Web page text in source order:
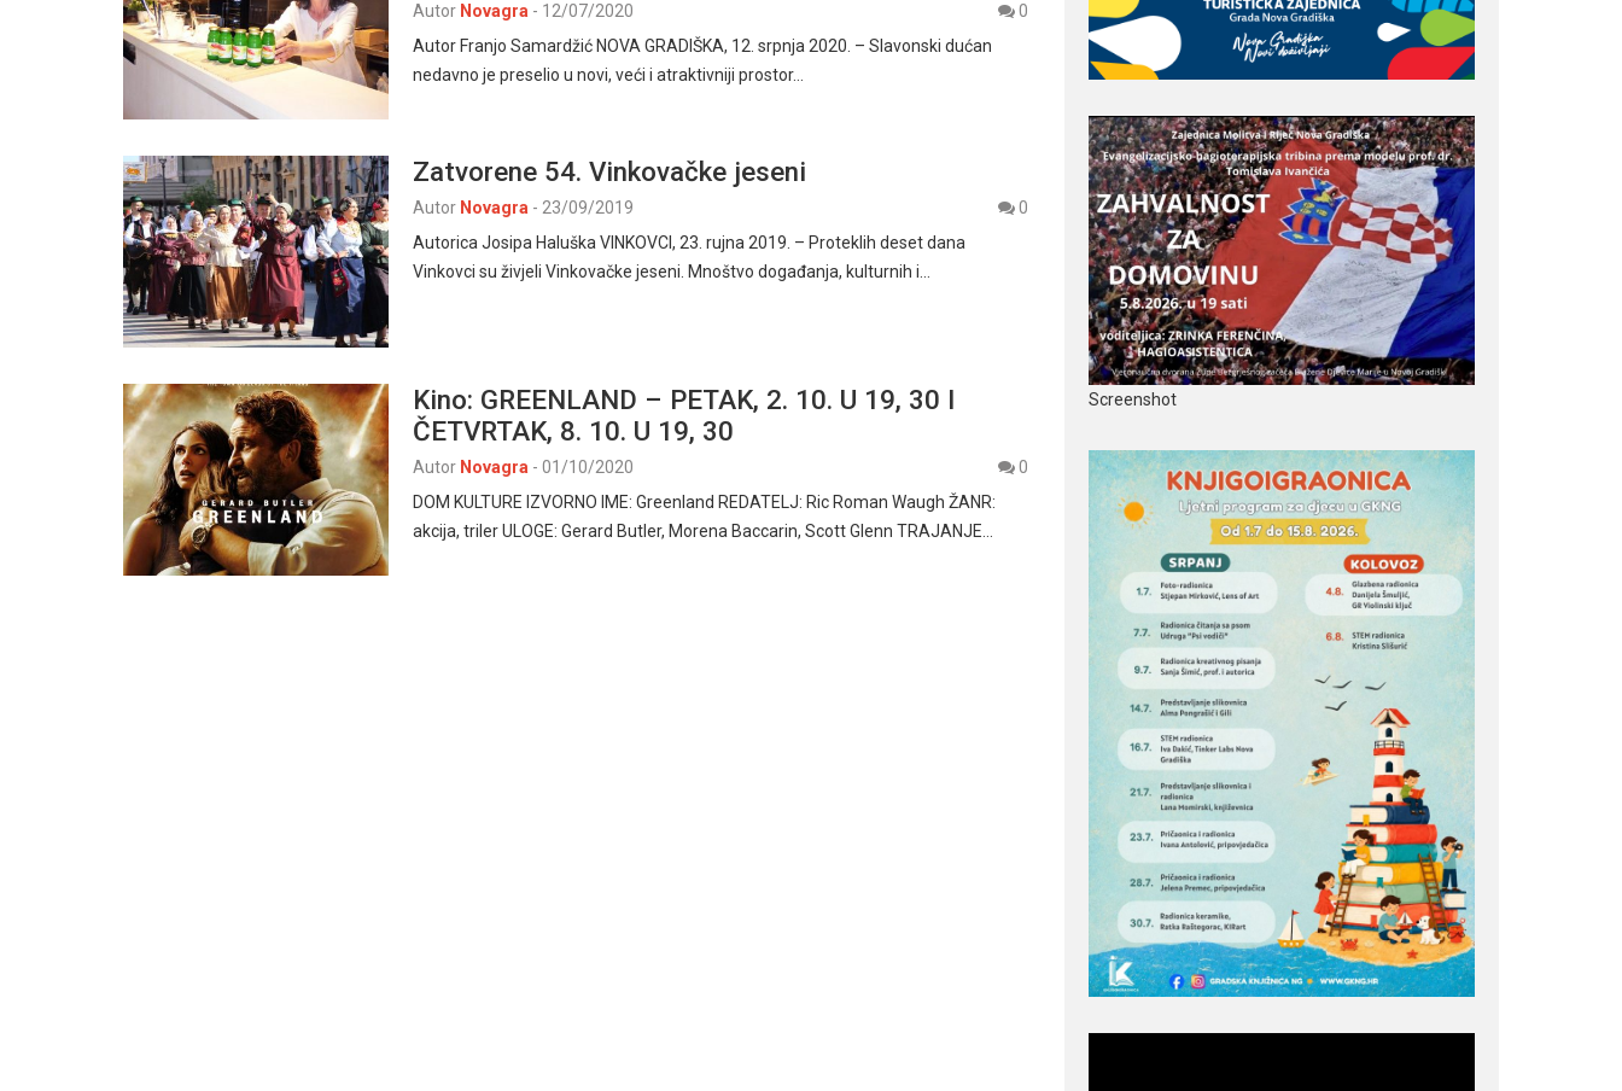
Autor Novagra - 12/07/2020
0
Autor Franjo Samardžić NOVA GRADIŠKA, 12. srpnja 2020. – Slavonski dućan
nedavno je preselio u novi, veći i atraktivniji prostor…
Zatvorene 54. Vinkovačke jeseni
Autor Novagra - 23/09/2019
0
Autorica Josipa Haluška VINKOVCI, 23. rujna 2019. – Proteklih deset dana
Vinkovci su živjeli Vinkovačke jeseni. Mnoštvo događanja, kulturnih i…
Kino: GREENLAND – PETAK, 2. 10. U 19, 30 I
ČETVRTAK, 8. 10. U 19, 30
Autor Novagra - 01/10/2020
0
DOM KULTURE IZVORNO IME: Greenland REDATELJ: Ric Roman Waugh ŽANR:
akcija, triler ULOGE: Gerard Butler, Morena Baccarin, Scott Glenn TRAJANJE…
Screenshot